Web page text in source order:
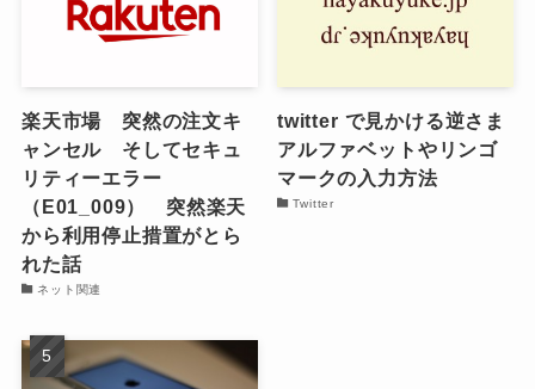
楽天市場 突然の注文キ
ャンセル そしてセキュ
リティーエラー
（E01_009） 突然楽天
から利用停止措置がとら
れた話
ネット関連
twitter で見かける逆さま
アルファベットやリンゴ
マークの入力方法
Twitter